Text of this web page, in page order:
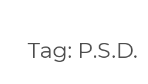
Tag: P.S.D.